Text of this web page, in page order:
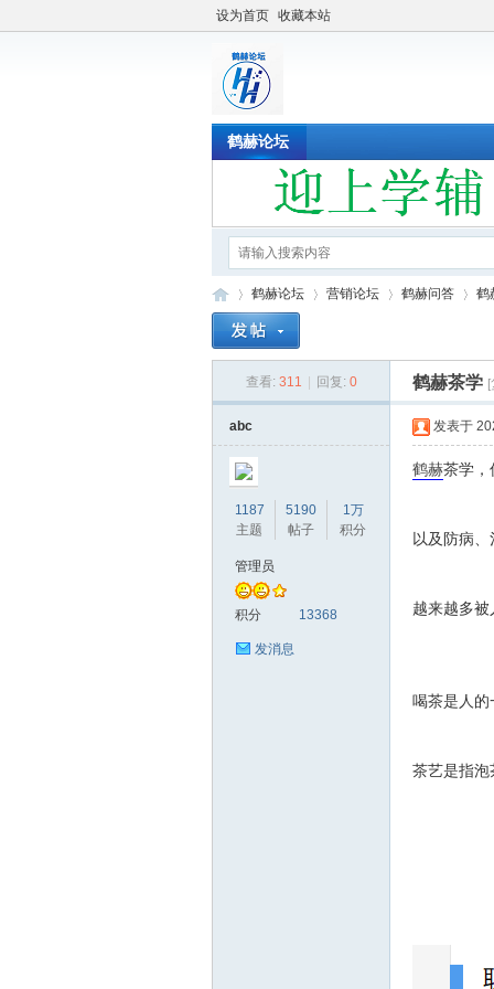
设为首页 收藏本站
鹤赫论坛
鹤赫论坛 营销论坛 鹤赫问答
›
鹤
查看: 311 回复: 0 鹤赫茶学
abc
1187
主题
5190
帖子
1万
积分
管理员
积分 13368
发消息
发表于
鹤赫茶学
以及防病
越来越多
喝茶是人
茶艺是指